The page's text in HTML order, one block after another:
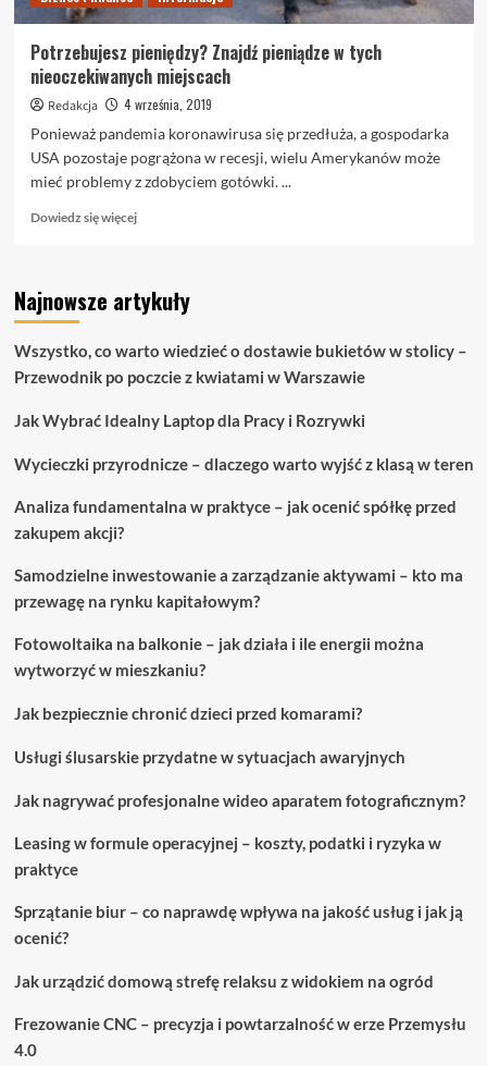
Potrzebujesz pieniędzy? Znajdź pieniądze w tych
nieoczekiwanych miejscach
Redakcja
4 września, 2019
Ponieważ pandemia koronawirusa się przedłuża, a gospodarka
USA pozostaje pogrążona w recesji, wielu Amerykanów może
mieć problemy z zdobyciem gotówki. ...
Dowiedz się więcejDowiedz
Potrzebujesz
pieniędzy?
pieniądze
w
nieoczekiwanych
Najnowsze artykuły
Wszystko, co warto wiedzieć o dostawie bukietów w stolicy –
Przewodnik po poczcie z kwiatami w Warszawie
Jak Wybrać Idealny Laptop dla Pracy i Rozrywki
Wycieczki przyrodnicze – dlaczego warto wyjść z klasą w teren
Analiza fundamentalna w praktyce – jak ocenić spółkę przed
zakupem akcji?
Samodzielne inwestowanie a zarządzanie aktywami – kto ma
przewagę na rynku kapitałowym?
Fotowoltaika na balkonie – jak działa i ile energii można
wytworzyć w mieszkaniu?
Jak bezpiecznie chronić dzieci przed komarami?
Usługi ślusarskie przydatne w sytuacjach awaryjnych
Jak nagrywać profesjonalne wideo aparatem fotograficznym?
Leasing w formule operacyjnej – koszty, podatki i ryzyka w
praktyce
Sprzątanie biur – co naprawdę wpływa na jakość usług i jak ją
ocenić?
Jak urządzić domową strefę relaksu z widokiem na ogród
Frezowanie CNC – precyzja i powtarzalność w erze Przemysłu
4.0